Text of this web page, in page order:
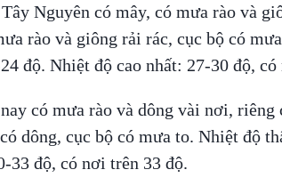
Nguyên có mây, có mưa rào và
rào và giông rải rác, cục bộ có
độ. Nhiệt độ cao nhất: 27-30 độ,
có mưa rào và dông vài nơi, riêng
dông, cục bộ có mưa to. Nhiệt độ
33 độ, có nơi trên 33 độ.